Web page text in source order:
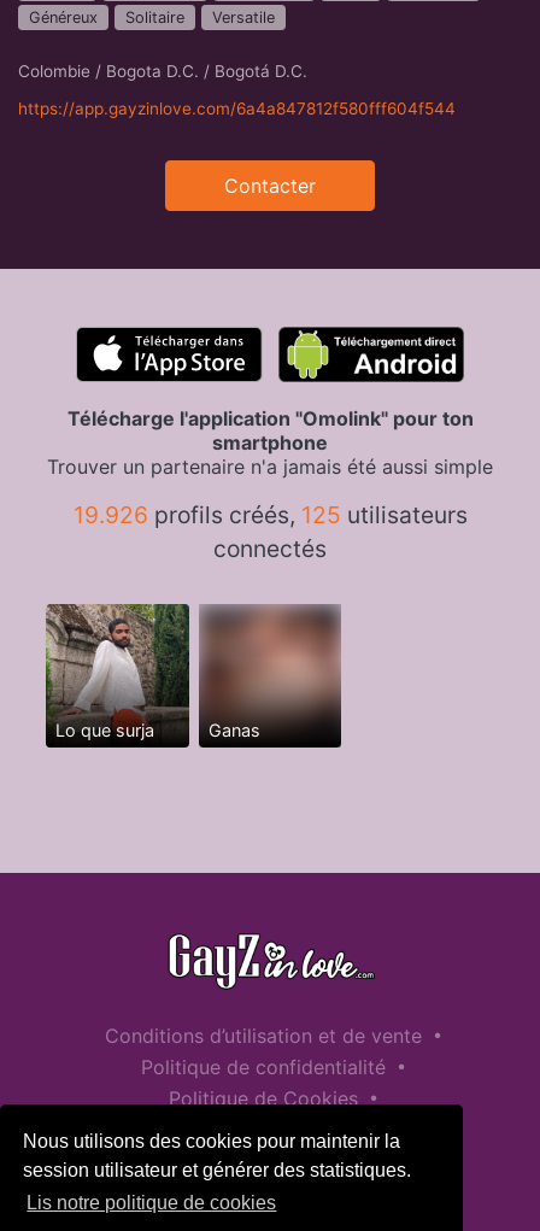
Nous utilisons des cookies pour maintenir la
session utilisateur et générer des statistiques.
Lis notre politique de cookies
Généreux
Solitaire Versatile
Colombie / Bogota D.C. / Bogotá D.C.
https://app.gayzinlove.com/6a4a847812f580fff604f544
Contacter
Télécharge l'application "Omolink" pour ton
smartphone
Trouver un partenaire n'a jamais été aussi simple
19.926 profils créés, 125 utilisateurs
connectés
Lo que surja Ganas
Conditions d’utilisation et de vente •
Politique de confidentialité •
Politique de Cookies •
Politique de sécurité des enfants
Aide / Contact